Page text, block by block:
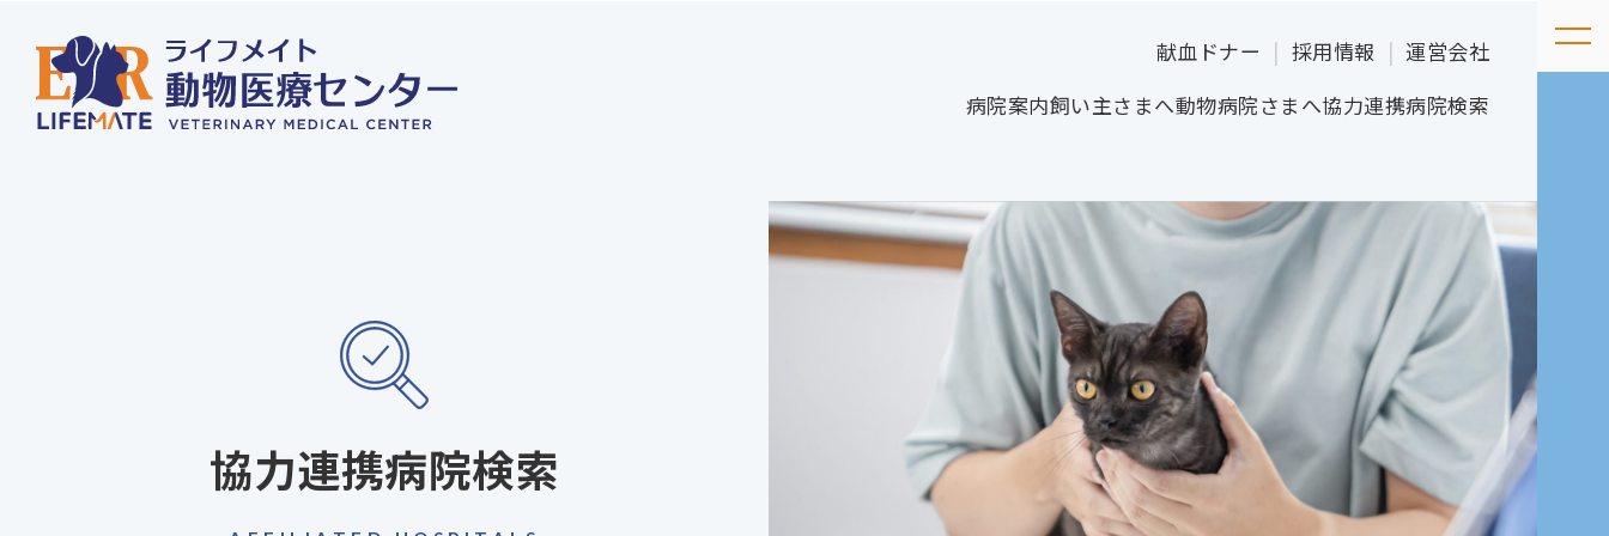
献血ドナー 採用情報
運営会社
病院案内飼い主さまへ動物病院さまへ協力連携病院検索
協力連携病院検索